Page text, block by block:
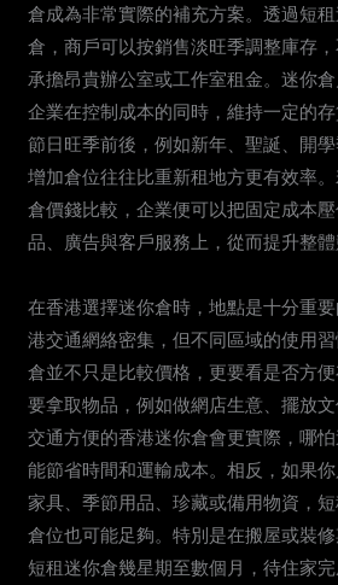
倉成為非常實際的補充方案。透過短
倉，商戶可以按銷售淡旺季調整庫存
承擔昂貴辦公室或工作室租金。迷你
企業在控制成本的同時，維持一定的
節日旺季前後，例如新年、聖誕、開
增加倉位往往比重新租地方更有效率
倉價錢比較，企業便可以把固定成本
品、廣告與客戶服務上，從而提升整體
在香港選擇迷你倉時，地點是十分重
港交通網絡密集，但不同區域的使用
倉並不只是比較價格，更要看是否方
要拿取物品，例如做網店生意、擺放
交通方便的香港迷你倉會更實際，哪
能節省時間和運輸成本。相反，如果
家具、季節用品、珍藏或備用物資，
倉位也可能足夠。特別是在搬屋或裝
短租迷你倉幾星期至數個月，待住家